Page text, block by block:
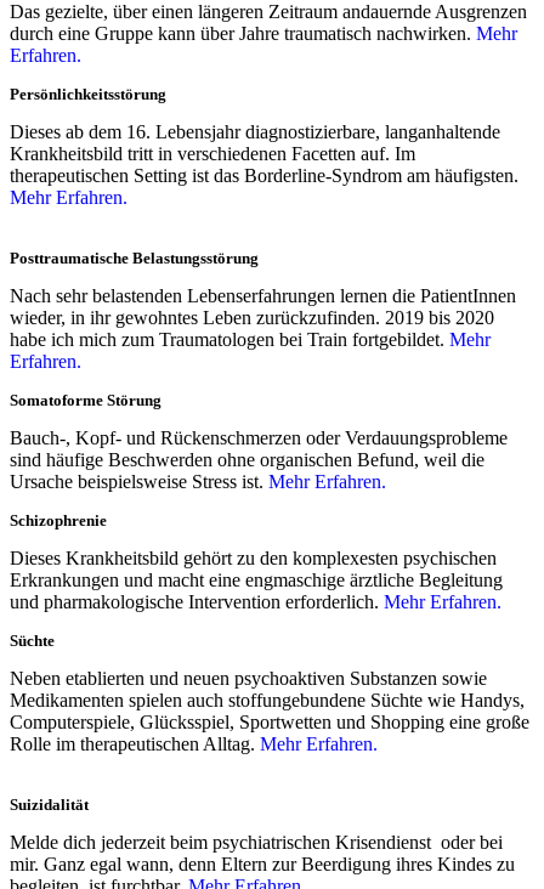
Das gezielte, über einen längeren Zeitraum andauernde Ausgrenzen
durch eine Gruppe kann über Jahre traumatisch nachwirken. Mehr
Erfahren.
Persönlichkeitsstörung
Dieses ab dem 16. Lebensjahr diagnostizierbare, langanhaltende
Krankheitsbild tritt in verschiedenen Facetten auf. Im
therapeutischen Setting ist das Borderline-Syndrom am häufigsten.
Mehr Erfahren.
Posttraumatische Belastungsstörung
Nach sehr belastenden Lebenserfahrungen lernen die PatientInnen
wieder, in ihr gewohntes Leben zurückzufinden. 2019 bis 2020
habe ich mich zum Traumatologen bei Train fortgebildet. Mehr
Erfahren.
Somatoforme Störung​
Bauch-, Kopf- und Rückenschmerzen oder Verdauungsprobleme
sind häufige Beschwerden ohne organischen Befund, weil die
Ursache beispielsweise Stress ist. Mehr Erfahren.
Schizophrenie​
Dieses Krankheitsbild gehört zu den komplexesten psychischen
Erkrankungen und macht eine engmaschige ärztliche Begleitung
und pharmakologische Intervention erforderlich. Mehr Erfahren.
Süchte​
Neben etablierten und neuen psychoaktiven Substanzen sowie
Medikamenten spielen auch stoffungebundene Süchte wie Handys,
Computerspiele, Glücksspiel, Sportwetten und Shopping eine große
Rolle im therapeutischen Alltag. Mehr Erfahren.
Suizidalität​
Melde dich jederzeit beim psychiatrischen Krisendienst oder bei
mir. Ganz egal wann, denn Eltern zur Beerdigung ihres Kindes zu